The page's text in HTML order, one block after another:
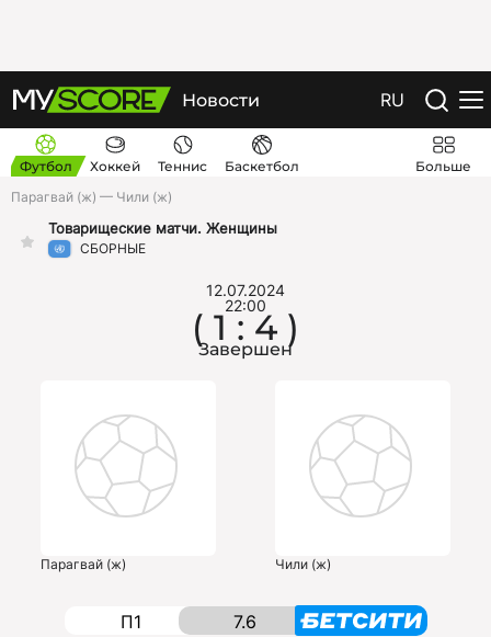
Новости RU
Футбол Хоккей Теннис Баскетбол
Больше
Парагвай (ж) — Чили (ж)
СБОРНЫЕ
Товарищеские матчи. Женщины
Парагвай (ж)
12.07.2024
22:00
( 1 : 4 )
Завершен
Чили (ж)
П1 7.6